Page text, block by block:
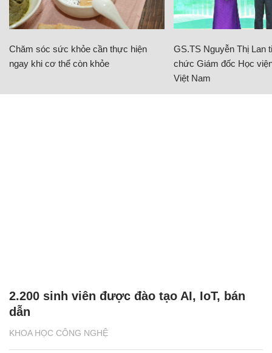
Chăm sóc sức khỏe cần thực hiện
ngay khi cơ thể còn khỏe
GS.TS Nguyễn Thị Lan
chức Giám đốc Học
Việt Nam
KHOA HỌC CÔNG NGHỆ
2.200 sinh viên được đào tạo AI, IoT, bán
dẫn